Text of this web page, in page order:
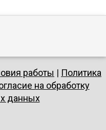
работы | Политика
на обработку
данных